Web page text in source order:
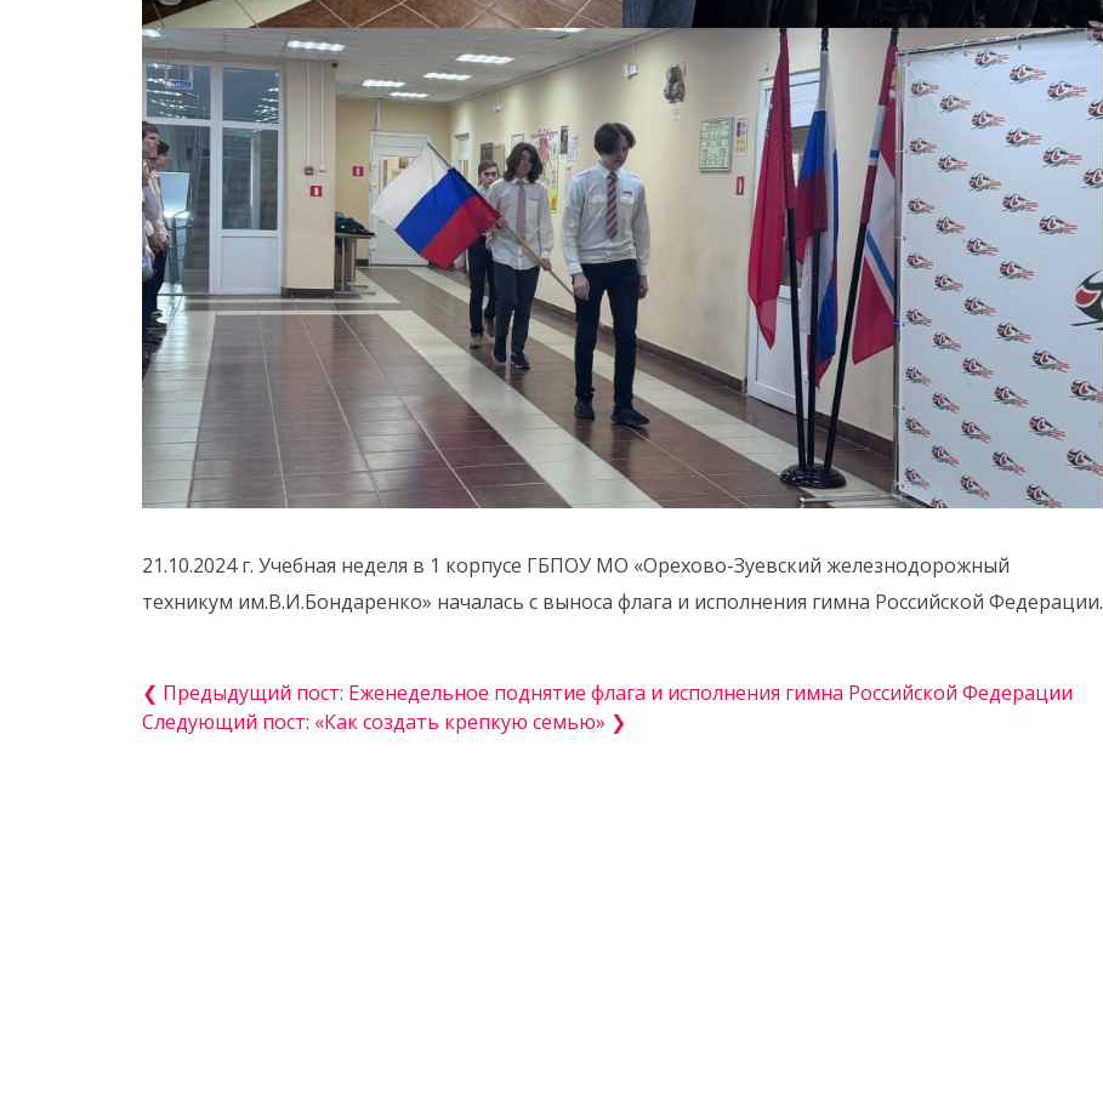
21.10.2024 г. Учебная неделя в 1 корпусе ГБПОУ МО «Орехово-Зуевский железнодорожный
техникум им.В.И.Бондаренко» началась с выноса флага и исполнения гимна Российской Федерации.
❮ Предыдущий пост: Еженедельное поднятие флага и исполнения гимна Российской Федерации
Следующий пост: «Как создать крепкую семью» ❯